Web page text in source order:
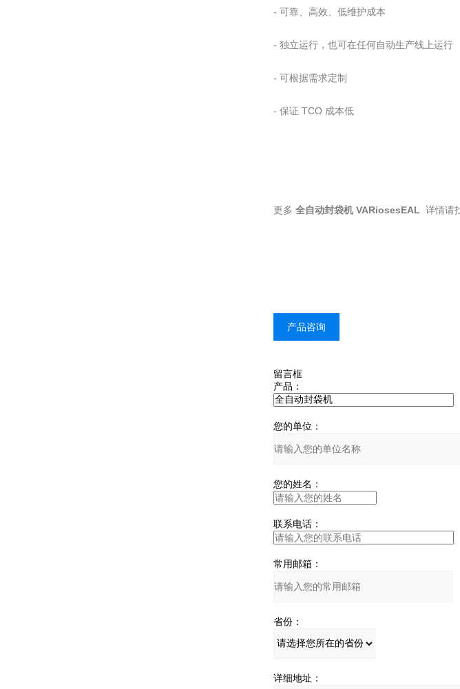
- 可靠、高效、低维护成本
- 独立运行，也可在任何自动生产线上运行
- 可根据需求定制
- 保证 TCO 成本低
更多 全自动封袋机 VARiosesEAL 详情请
产品咨询
留言框
产品：
您的单位：
您的姓名：
联系电话：
常用邮箱：
省份：
详细地址：